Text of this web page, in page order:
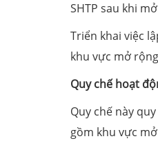
SHTP sau khi
Triển khai việc
khu vực mở
Quy chế hoạt
Quy chế này
gồm khu vực